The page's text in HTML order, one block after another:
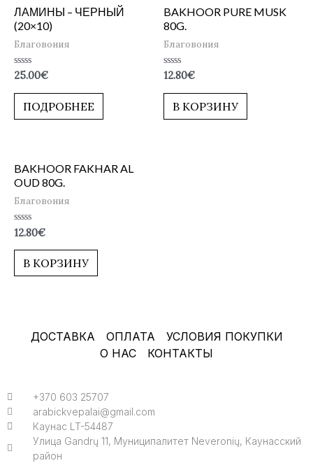
ЛАМИНЫ – ЧЕРНЫЙ
(20×10)
Благовония
Оценка
из
25.00€
ПОДРОБНЕЕ
BAKHOOR PURE MUSK
80G.
Благовония
Оценка
из
12.80€
В КОРЗИНУ
BAKHOOR FAKHAR AL
OUD 80G.
Благовония
Оценка
из
12.80€
В КОРЗИНУ
ДОСТАВКА ОПЛАТА
УСЛОВИЯ ПОКУПКИ
О НАС
КОНТАКТЫ
+370 603 25707
arabickvepalai@gmail.com
Каунас LT-54487
Улица Gandrų 11, Муниципалитет Neveronių, Каунасский
район